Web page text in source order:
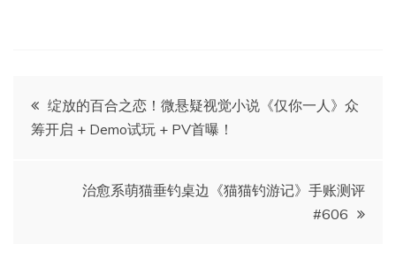
文
章
绽放的百合之恋！微悬疑视觉小说《仅你一人》众
筹开启 + Demo试玩 + PV首曝！
治愈系萌猫垂钓桌边《猫猫钓游记》手账测评
#606